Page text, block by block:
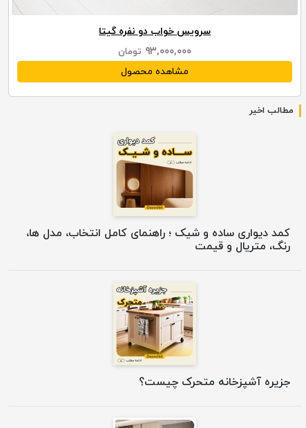
سرویس خواب دو نفره گیتا
۹۳,۰۰۰,۰۰۰ تومان
مشاهده محصول
مطالب اخیر
کمد دیواری ساده و شیک ؛ راهنمای کامل انتخاب، مدل ها،
رنگ، متریال و قیمت
جزیره آشپزخانه متحرک چیست؟